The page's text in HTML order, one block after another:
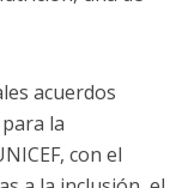
acuerdos
la
con el